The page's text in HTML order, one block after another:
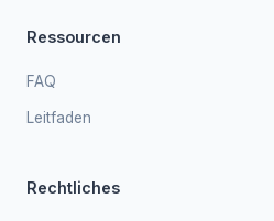
Ressourcen
FAQ
Leitfaden
Rechtliches